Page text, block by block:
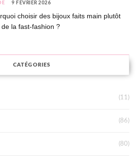
9 FÉVRIER 2026
choisir des bijoux faits main plutôt
la fast-fashion ?
CATÉGORIES
(11)
(86)
(80)